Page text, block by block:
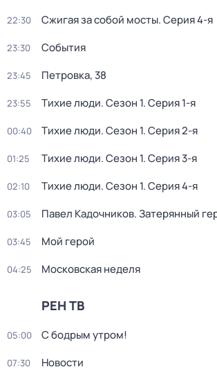
22:30 Сжигая за собой мосты. Серия 4-я
23:30 События
23:45 Петровка, 38
23:55 Тихие люди. Сезон 1. Серия 1-я
00:40 Тихие люди. Сезон 1. Серия 2-я
01:25 Тихие люди. Сезон 1. Серия 3-я
02:10 Тихие люди. Сезон 1. Серия 4-я
03:05 Павел Кадочников. Затерянный
03:45 Мой герой
04:25 Московская неделя
РЕН ТВ
05:00 С бодрым утром!
07:30 Новости